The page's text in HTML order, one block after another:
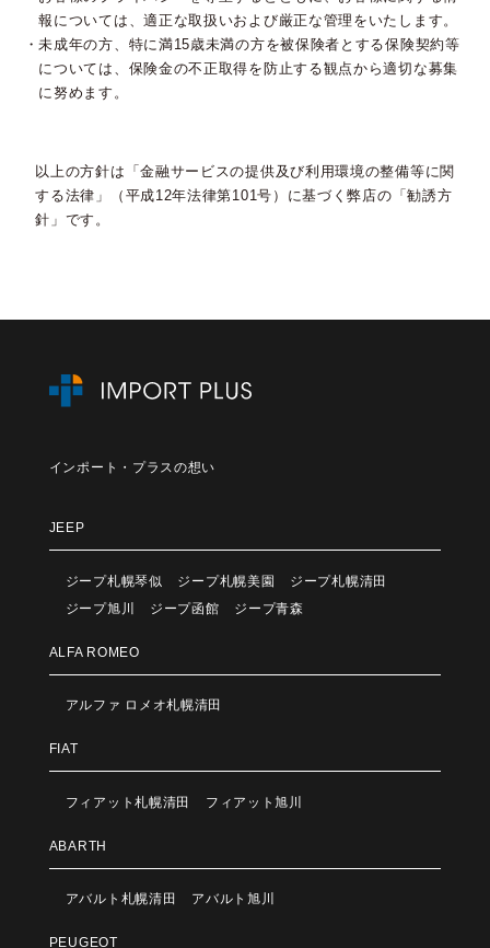
報については、適正な取扱いおよび厳正な管理をいたします。
未成年の方、特に満15歳未満の方を被保険者とする保険契約等
については、保険金の不正取得を防止する観点から適切な募集
に努めます。
以上の方針は「金融サービスの提供及び利用環境の整備等に関
する法律」（平成12年法律第101号）に基づく弊店の「勧誘方
針」です。
インポート・プラスの想い
JEEP
ジープ札幌琴似 ジープ札幌美園
ジープ札幌清田
ジープ旭川
ジープ函館 ジープ青森
ALFA ROMEO
アルファ ロメオ札幌清田
FIAT
フィアット札幌清田 フィアット旭川
ABARTH
アバルト札幌清田 アバルト旭川
PEUGEOT